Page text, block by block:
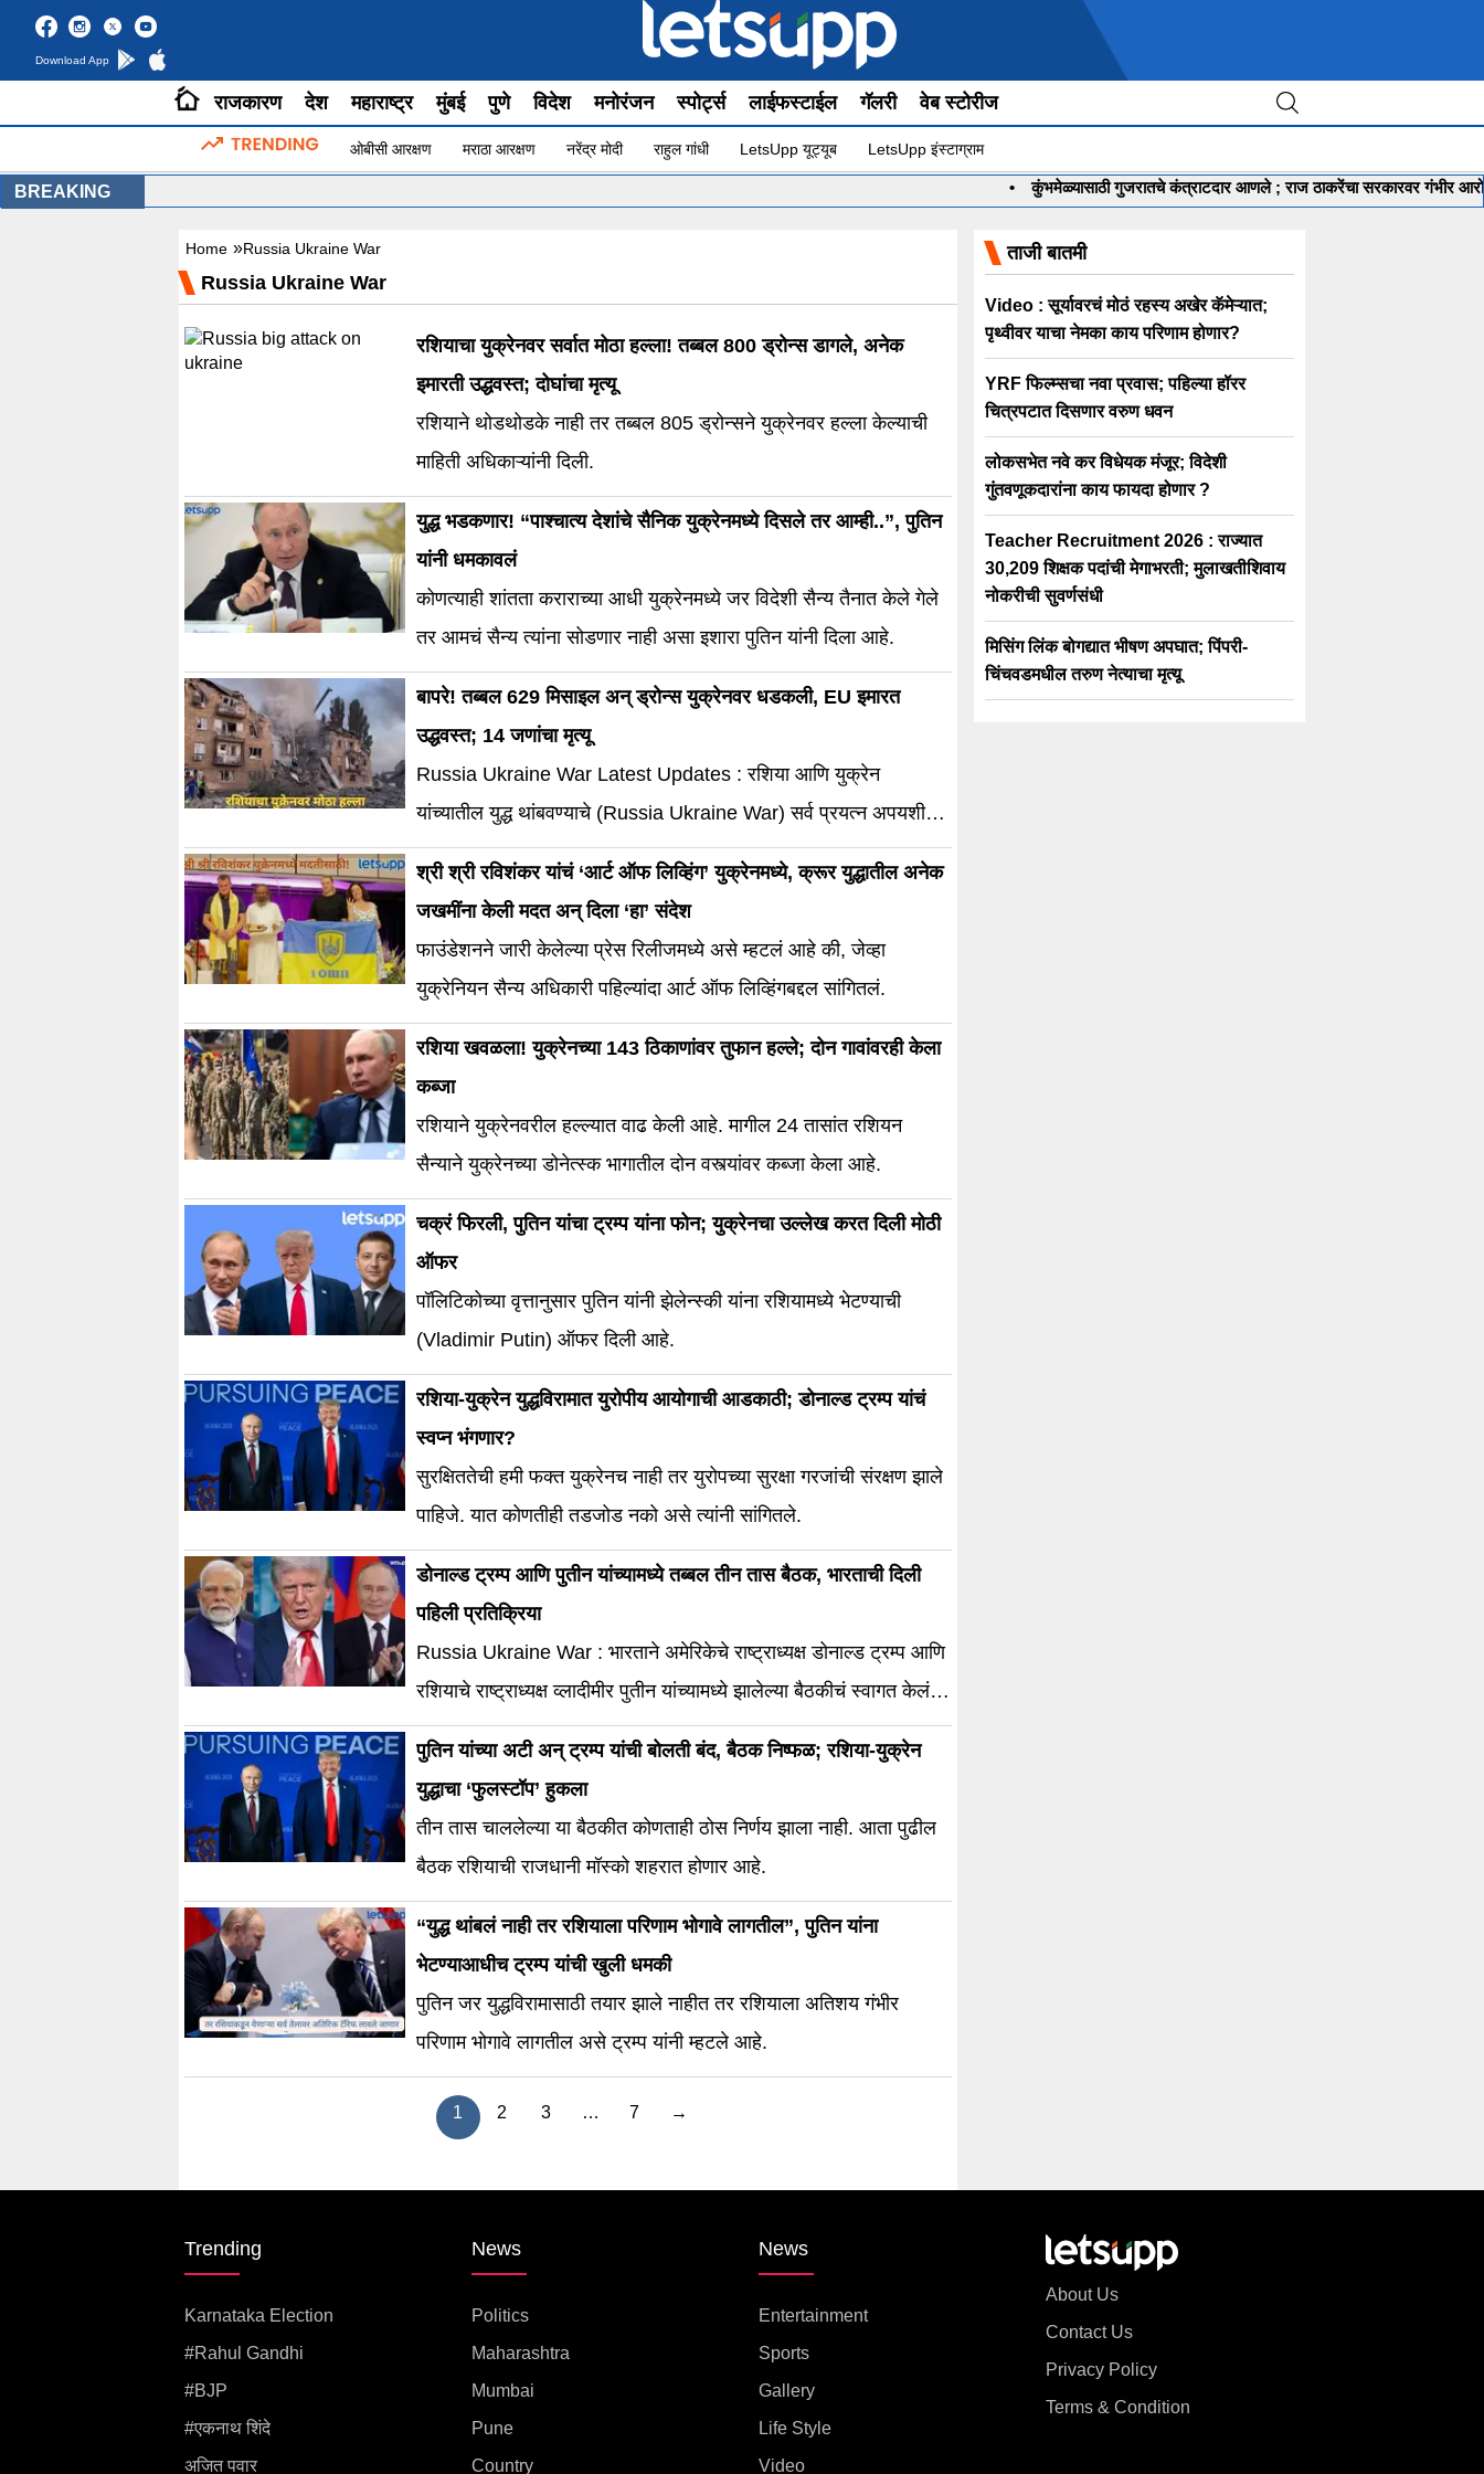
Download App
राजकारण देश महाराष्ट्र मुंबई पुणे विदेश मनोरंजन स्पोर्ट्स लाईफस्टाईल गॅलरी वेब स्टोरीज
ओबीसी आरक्षण मराठा आरक्षण नरेंद्र मोदी राहुल गांधी LetsUpp यूट्यूब LetsUpp इंस्टाग्राम
BREAKING कुंभमेळ्यासाठी गुजरातचे कंत्राटदार आणले ; राज ठाकरेंचा सरकारवर गंभीर आरोप •
Home »Russia Ukraine War
Russia Ukraine War
रशियाचा युक्रेनवर सर्वात मोठा हल्ला! तब्बल 800 ड्रोन्स डागले, अनेक
इमारती उद्धवस्त; दोघांचा मृत्यू
रशियाने थोडथोडके नाही तर तब्बल 805 ड्रोन्सने युक्रेनवर हल्ला केल्याची
माहिती अधिकाऱ्यांनी दिली.
यु्द्ध भडकणार! “पाश्चात्य देशांचे सैनिक युक्रेनमध्ये दिसले तर आम्ही..”, पुतिन
यांनी धमकावलं
कोणत्याही शांतता कराराच्या आधी युक्रेनमध्ये जर विदेशी सैन्य तैनात केले गेले
तर आमचं सैन्य त्यांना सोडणार नाही असा इशारा पुतिन यांनी दिला आहे.
बापरे! तब्बल 629 मिसाइल अन् ड्रोन्स युक्रेनवर धडकली, EU इमारत
उद्धवस्त; 14 जणांचा मृत्यू
Russia Ukraine War Latest Updates : रशिया आणि युक्रेन
यांच्यातील युद्ध थांबवण्याचे (Russia Ukraine War) सर्व प्रयत्न अपयशी
ठरले आहेत. अमेरिकेचे राष्ट्रपती डोनाल्ड ट्रम्प (Donald Trump) आणि
रशियाचे राष्ट्राध्यक्ष व्लादिमीर पुतिन यांची (Vladimir Putin) नुकतीच भेट
झाली होती. या बैठकीतही युद्धावर कोणताच तोडगा काढता (Ukraine Crisis)
आला नाही. आताही युद्धाच्या मैदानातून एक मोठी बातमी समोर […]
श्री श्री रविशंकर यांचं ‘आर्ट ऑफ लिव्हिंग’ युक्रेनमध्ये, क्रूर युद्धातील अनेक
जखमींना केली मदत अन् दिला ‘हा’ संदेश
फाउंडेशनने जारी केलेल्या प्रेस रिलीजमध्ये असे म्हटलं आहे की, जेव्हा
युक्रेनियन सैन्य अधिकारी पहिल्यांदा आर्ट ऑफ लिव्हिंगबद्दल सांगितलं.
रशिया खवळला! युक्रेनच्या 143 ठिकाणांवर तुफान हल्ले; दोन गावांवरही केला
कब्जा
रशियाने युक्रेनवरील हल्ल्यात वाढ केली आहे. मागील 24 तासांत रशियन
सैन्याने युक्रेनच्या डोनेत्स्क भागातील दोन वस्त्यांवर कब्जा केला आहे.
चक्रं फिरली, पुतिन यांचा ट्रम्प यांना फोन; युक्रेनचा उल्लेख करत दिली मोठी
ऑफर
पॉलिटिकोच्या वृत्तानुसार पुतिन यांनी झेलेन्स्की यांना रशियामध्ये भेटण्याची
(Vladimir Putin) ऑफर दिली आहे.
रशिया-युक्रेन युद्धविरामात युरोपीय आयोगाची आडकाठी; डोनाल्ड ट्रम्प यांचं
स्वप्न भंगणार?
सुरक्षिततेची हमी फक्त युक्रेनच नाही तर युरोपच्या सुरक्षा गरजांची संरक्षण झाले
पाहिजे. यात कोणतीही तडजोड नको असे त्यांनी सांगितले.
डोनाल्ड ट्रम्प आणि पुतीन यांच्यामध्ये तब्बल तीन तास बैठक, भारताची दिली
पहिली प्रतिक्रिया
Russia Ukraine War : भारताने अमेरिकेचे राष्ट्राध्यक्ष डोनाल्ड ट्रम्प आणि
रशियाचे राष्ट्राध्यक्ष व्लादीमीर पुतीन यांच्यामध्ये झालेल्या बैठकीचं स्वागत केलं
आहे. हा संघर्ष लवकरात लवकर संपण्याची जग वाट पाहात (Ukraine)
असल्याचं भारताच्या परराष्ट्र मंत्रालयानं म्हटलं आहे. युक्रेनमधील आमच्या
मित्रांना शांती, प्रगती आणि समृद्धीने भरलेले भविष्याच्या शुभेच्छा असं पंतप्रधान
पुतिन यांच्या अटी अन् ट्रम्प यांची बोलती बंद, बैठक निष्फळ; रशिया-युक्रेन
युद्धाचा ‘फुलस्टॉप’ हुकला
तीन तास चाललेल्या या बैठकीत कोणताही ठोस निर्णय झाला नाही. आता पुढील
बैठक रशियाची राजधानी मॉस्को शहरात होणार आहे.
“युद्ध थांबलं नाही तर रशियाला परिणाम भोगावे लागतील”, पुतिन यांना
भेटण्याआधीच ट्रम्प यांची खुली धमकी
पुतिन जर युद्धविरामासाठी तयार झाले नाहीत तर रशियाला अतिशय गंभीर
परिणाम भोगावे लागतील असे ट्रम्प यांनी म्हटले आहे.
1 2 3 … 7 →
ताजी बातमी
Video : सूर्यावरचं मोठं रहस्य अखेर कॅमेऱ्यात;
पृथ्वीवर याचा नेमका काय परिणाम होणार?
YRF फिल्म्सचा नवा प्रवास; पहिल्या हॉरर
चित्रपटात दिसणार वरुण धवन
लोकसभेत नवे कर विधेयक मंजूर; विदेशी
गुंतवणूकदारांना काय फायदा होणार ?
Teacher Recruitment 2026 : राज्यात
30,209 शिक्षक पदांची मेगाभरती; मुलाखतीशिवाय
नोकरीची सुवर्णसंधी
मिसिंग लिंक बोगद्यात भीषण अपघात; पिंपरी-
चिंचवडमधील तरुण नेत्याचा मृत्यू
Trending
Karnataka Election
#rahul Gandhi
#BJP
#एकनाथ शिंदे
अजित पवार
News
Politics
Maharashtra
Mumbai
Pune
Country
News
Entertainment
Sports
Gallery
Life Style
Video
About Us
Contact Us
Privacy Policy
Terms & Condition